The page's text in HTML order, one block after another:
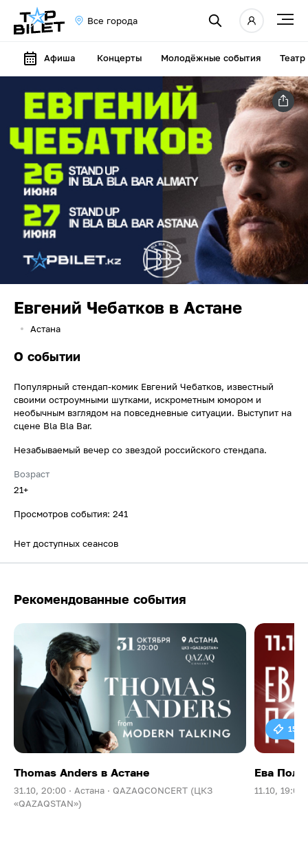
Все города
Афиша Концерты Молодёжные события Театр
Евгений Чебатков в Астане
Астана
О событии
Популярный стендап-комик Евгений Чебатков, известный
своими остроумными шутками, искрометным юмором и
необычным взглядом на повседневные ситуации. Выступит на
сцене Bla Bla Bar.
Незабываемый вечер со звездой российского стендапа.
Возраст
21+
Просмотров события: 241
Нет доступных сеансов
Рекомендованные события
Thomas Anders в Астане
31.10, 20:00 · Астана · QAZAQCONCERT (ЦКЗ
«QAZAQSTAN»)
15
Ева
11.10, 19:00